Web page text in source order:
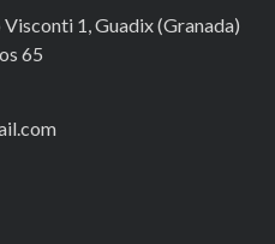
1, Guadix (Granada)
65